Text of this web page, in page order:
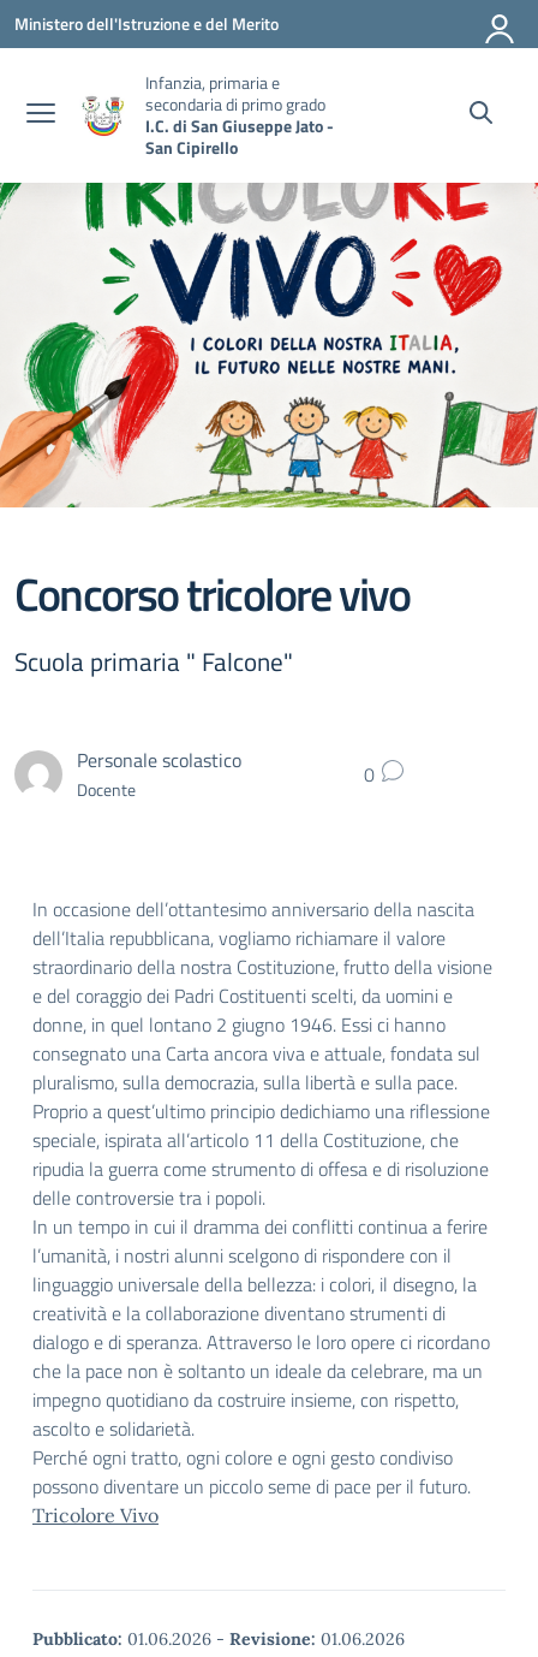
Vai ai contenuti
Vai al menu di navigazione
Vai al footer
Ministero dell'Istruzione e del Merito
Infanzia, primaria e
secondaria di primo grado
I.C. di San Giuseppe Jato -
San Cipirello
Concorso tricolore vivo
Scuola primaria " Falcone"
Personale scolastico
Docente 0
In occasione dell’ottantesimo anniversario della nascita
dell’Italia repubblicana, vogliamo richiamare il valore
straordinario della nostra Costituzione, frutto della visione
e del coraggio dei Padri Costituenti scelti, da uomini e
donne, in quel lontano 2 giugno 1946. Essi ci hanno
consegnato una Carta ancora viva e attuale, fondata sul
pluralismo, sulla democrazia, sulla libertà e sulla pace.
Proprio a quest’ultimo principio dedichiamo una riflessione
speciale, ispirata all’articolo 11 della Costituzione, che
ripudia la guerra come strumento di offesa e di risoluzione
delle controversie tra i popoli.
In un tempo in cui il dramma dei conflitti continua a ferire
l’umanità, i nostri alunni scelgono di rispondere con il
linguaggio universale della bellezza: i colori, il disegno, la
creatività e la collaborazione diventano strumenti di
dialogo e di speranza. Attraverso le loro opere ci ricordano
che la pace non è soltanto un ideale da celebrare, ma un
impegno quotidiano da costruire insieme, con rispetto,
ascolto e solidarietà.
Perché ogni tratto, ogni colore e ogni gesto condiviso
possono diventare un piccolo seme di pace per il futuro.
Tricolore Vivo
Pubblicato: 01.06.2026 - Revisione: 01.06.2026